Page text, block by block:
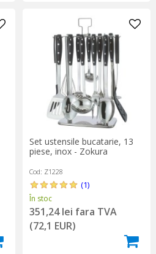
Set ustensile bucatarie, 13
piese, inox - Zokura
Cod: Z1228
(1)
În stoc
351,24 lei fara TVA
(72,1 EUR)